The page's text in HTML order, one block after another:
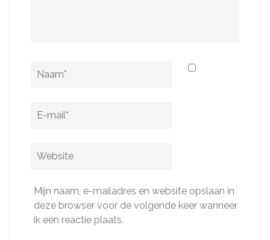
Naam
E-
Website
Mijn naam, e-mailadres en website opslaan in
deze browser voor de volgende keer wanneer
ik een reactie plaats.